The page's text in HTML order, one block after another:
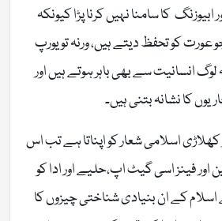
کا سامنا نہیں کرنا پڑا کیونکہ
عورت کو تحفظ دیتے ہیں، ورنہ تو یورپ
لوگ انسانیت سے بھی باہر ہوتے ہیں اور
کا نشانہ بتنی ہیں۔
اسلامی شعار کو اپناتا ہے تب اس
اور فینز اسی گیٹ اپ،حلیے اور ادا کو
کے ان بنیادی شناختی چیزوں کا